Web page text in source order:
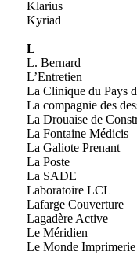
Klarius
Kyriad
L
L. Bernard
L’Entretien
La Clinique du Pays
La compagnie des
La Drouaise de
La Fontaine Médicis
La Galiote Prenant
La Poste
La SADE
Laboratoire LCL
Lafarge Couverture
Lagadère Active
Le Méridien
Le Monde Imprimerie